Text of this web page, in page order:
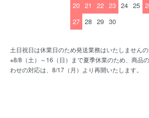
20 21 22 23 24 25
27 28 29 30
土日祝日は休業日のため発送業務はいたしませんの
※8/8（土）～16（日）まで夏季休業のため、商品
わせの対応は、8/17（月）より再開いたします。